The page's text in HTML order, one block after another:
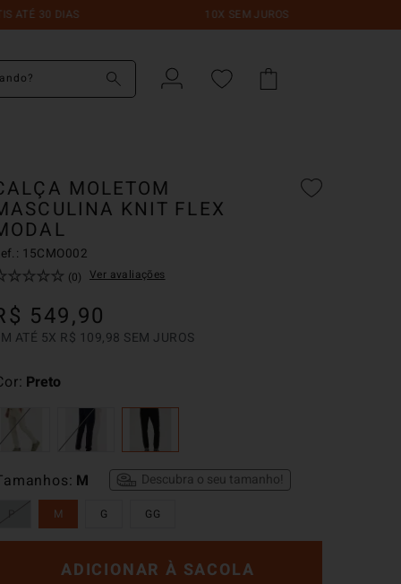
10X SEM JUROS
MOLETOM
KNIT FLEX
15CMO002
☆☆☆☆ (0) Ver avaliações
549,90
ATÉ 5X R$ 109,98 SEM JUROS
M
M G GG
Descubra o seu tamanho!
Preto
ADICIONAR À SACOLA